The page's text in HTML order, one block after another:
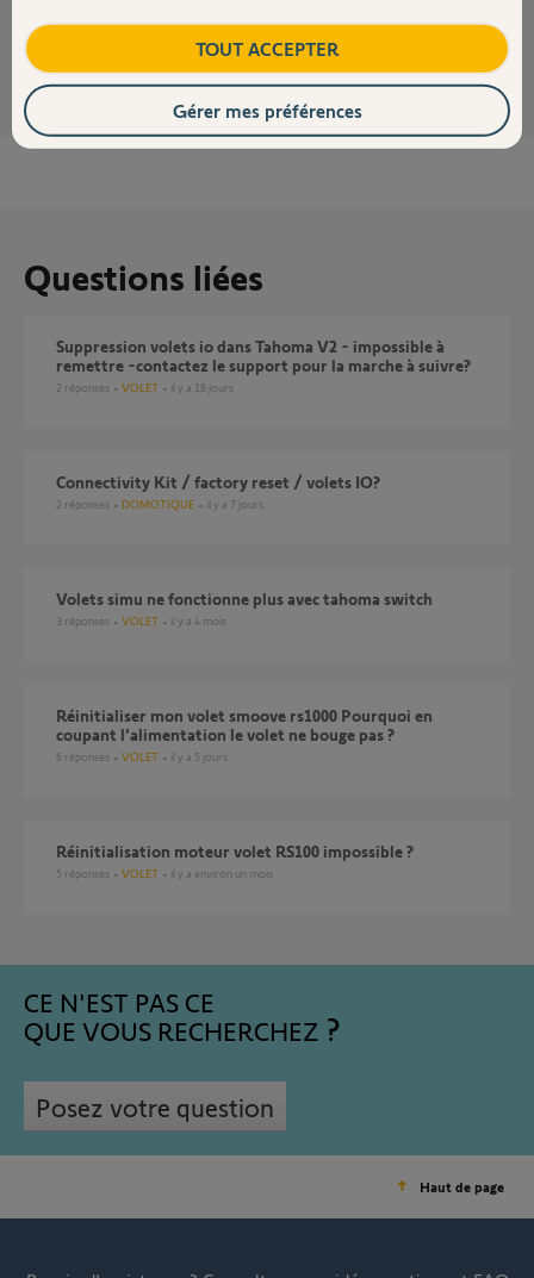
Questions liées
suppression volets io dans Tahoma V2 - impossible à
remettre -contactez le support pour la marche à suivre?
2 réponses VOLET il y a 18 jours
Connectivity Kit / factory reset / volets IO?
2 réponses DOMOTIQUE il y a 7 jours
Volets simu ne fonctionne plus avec tahoma switch
3 réponses VOLET il y a 4 mois
Réinitialiser mon volet smoove rs1000 Pourquoi en
coupant l’alimentation le volet ne bouge pas ?
6 réponses VOLET il y a 5 jours
Réinitialisation moteur volet RS100 impossible ?
5 réponses VOLET il y a environ un mois
CE N'EST PAS CE
QUE VOUS RECHERCHEZ
Posez votre question
Haut de page
TOUT ACCEPTER
Gérer mes préférences